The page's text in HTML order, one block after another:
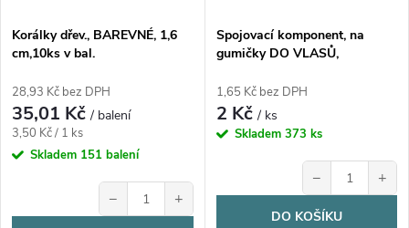
Korálky dřev., BAREVNÉ, 1,6
cm,10ks v bal.
28,93 Kč bez DPH
35,01 Kč/ balení
Měrná
cena:
3,50 Kč / 1 ks
Skladem 151 balení
− +
Spojovací komponent, na
gumičky DO VLASŮ,
1,65 Kč bez DPH
2 Kč/ ks
Skladem 373 ks
− +
DO KOŠÍKU